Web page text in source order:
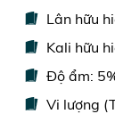
Lân hữu
Kali hữu
Độ ẩm:
Vi lượng